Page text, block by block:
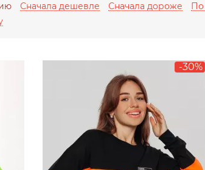
Сначала дешевле Сначала дороже По
-30%